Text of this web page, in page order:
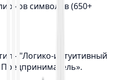
символов (650+
- "Логико-интуитивный